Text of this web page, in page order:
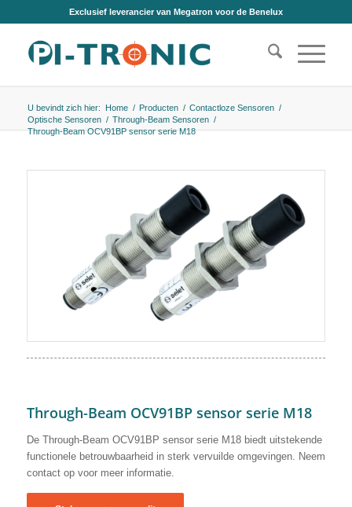
Exclusief leverancier van Megatron voor de Benelux
U bevindt zich hier: Home / Producten / Contactloze Sensoren /
Optische Sensoren / Through-Beam Sensoren /
Through-Beam OCV91BP sensor serie M18
Through-Beam OCV91BP sensor serie M18
De Through-Beam OCV91BP sensor serie M18 biedt uitstekende
functionele betrouwbaarheid in sterk vervuilde omgevingen. Neem
contact op voor meer informatie.